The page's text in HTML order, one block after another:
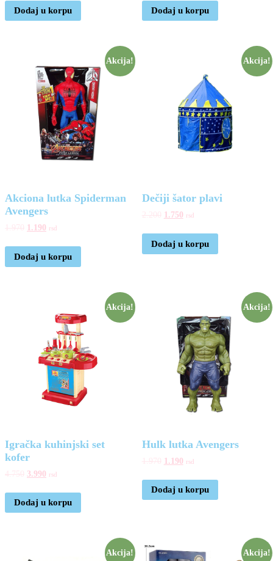
Dodaj u korpu Dodaj u korpu
Akcija!
Akciona lutka Spiderman
Avengers
1.190 rsd
Dodaj u korpu
Akcija!
Dečiji šator plavi
1.750 rsd
Dodaj u korpu
Akcija!
Igračka kuhinjski set
kofer
3.990 rsd
Dodaj u korpu
Akcija!
Hulk lutka Avengers
1.190 rsd
Dodaj u korpu
Akcija! Akcija!